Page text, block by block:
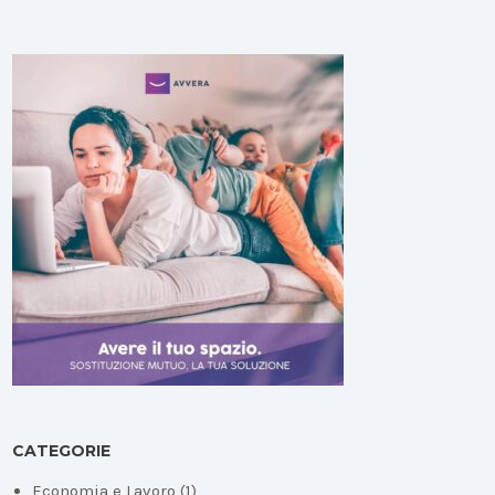
CATEGORIE
Economia e Lavoro (1)